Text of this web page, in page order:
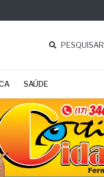
PESQUISAR
SAÚDE